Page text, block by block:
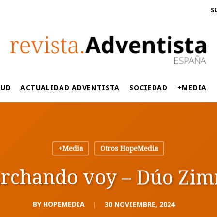
ACTUALIDAD ADVENTISTA SOCIEDAD +MEDIA
+Media Otros HopeMedia
voy – Dúo
BY HOPEMEDIA 30 NOVIEMBRE, 2024